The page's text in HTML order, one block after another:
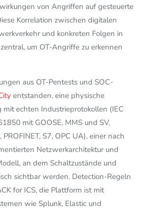
von Angriffen auf gesteuerte
Korrelation zwischen digitalen
und konkreten Folgen in
um OT-Angriffe zu erkennen
aus OT-Pentests und SOC-
entstanden, eine physische
mit echten Industrieprotokollen (IEC
mit GOOSE, MMS und SV,
PROFINET, S7, OPC UA), einer nach
Netzwerkarchitektur und
an dem Schaltzustände und
sichtbar werden. Detection-Regeln
for ICS, die Plattform ist mit
wie Splunk, Elastic und